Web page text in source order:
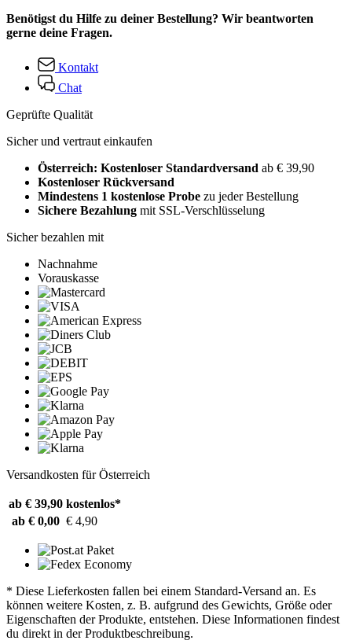
Benötigst du Hilfe zu deiner Bestellung? Wir beantworten
gerne deine Fragen.
Kontakt
Chat
Geprüfte Qualität
Sicher und vertraut einkaufen
Österreich: Kostenloser Standardversand ab € 39,90
Kostenloser Rückversand
Mindestens 1 kostenlose Probe zu jeder Bestellung
Sichere Bezahlung mit SSL-Verschlüsselung
Sicher bezahlen mit
Nachnahme
Vorauskasse
Versandkosten für Österreich
ab € 39,90 kostenlos*
ab € 0,00 € 4,90
* Diese Lieferkosten fallen bei einem Standard-Versand an. Es
können weitere Kosten, z. B. aufgrund des Gewichts, Größe oder
Eigenschaften der Produkte, entstehen. Diese Informationen findest
du direkt in der Produktbeschreibung.